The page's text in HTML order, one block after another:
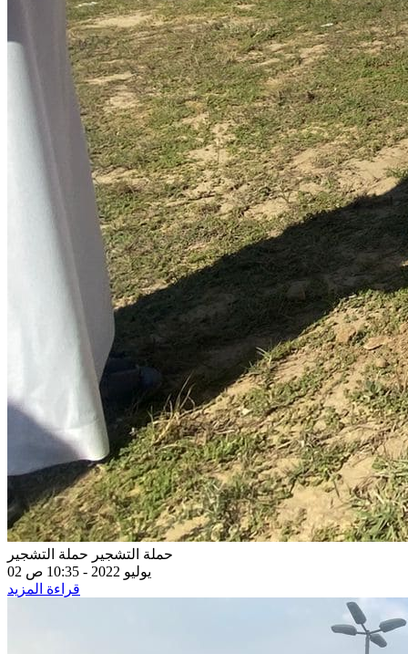
حملة التشجير حملة التشجير
02 يوليو 2022 - 10:35 ص
قراءة المزيد